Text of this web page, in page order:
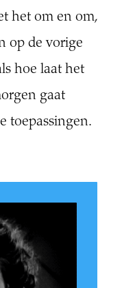
het om en om,
op de vorige
hoe laat het
gaat
toepassingen.